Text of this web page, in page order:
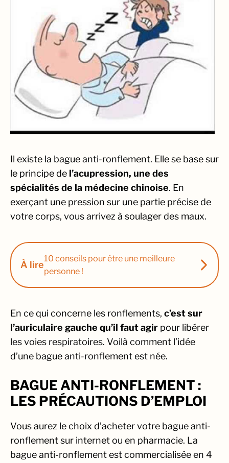
Il existe la bague anti-ronflement. Elle se base sur
le principe de l’acupression, une des
spécialités de la médecine chinoise. En
exerçant une pression sur une partie précise de
votre corps, vous arrivez à soulager des maux.
À lire
10 conseils pour être une meilleure
personne !
En ce qui concerne les ronflements, c’est sur
l’auriculaire gauche qu’il faut agir pour libérer
les voies respiratoires. Voilà comment l’idée
d’une bague anti-ronflement est née.
BAGUE ANTI-RONFLEMENT :
LES PRÉCAUTIONS D’EMPLOI
Vous aurez le choix d’acheter votre bague anti-
ronflement sur internet ou en pharmacie. La
bague anti-ronflement est commercialisée en 4